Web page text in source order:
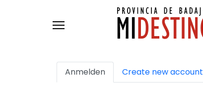
Primäre Reiter
Anmelden Create new account